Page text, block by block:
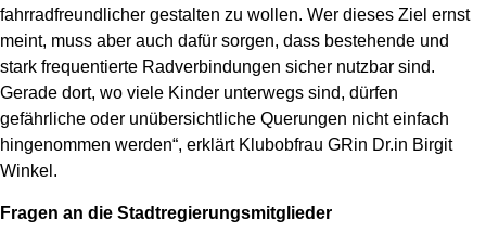
fahrradfreundlicher gestalten zu wollen. Wer dieses Ziel ernst
meint, muss aber auch dafür sorgen, dass bestehende und
stark frequentierte Radverbindungen sicher nutzbar sind.
Gerade dort, wo viele Kinder unterwegs sind, dürfen
gefährliche oder unübersichtliche Querungen nicht einfach
hingenommen werden“, erklärt Klubobfrau GRin Dr.in Birgit
Winkel.
Fragen an die Stadtregierungsmitglieder